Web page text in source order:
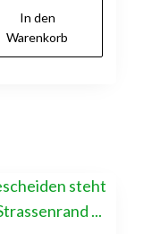
In den
Warenkorb